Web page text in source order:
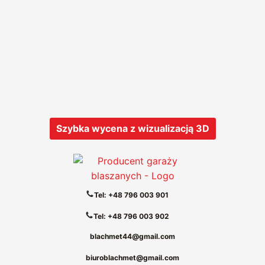
Szybka wycena z wizualizacją 3D
Tel: +48 796 003 901
Tel: +48 796 003 902
blachmet44@gmail.com
biuroblachmet@gmail.com